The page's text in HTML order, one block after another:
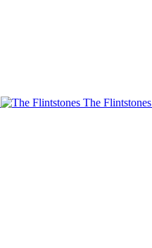
The Flintstones